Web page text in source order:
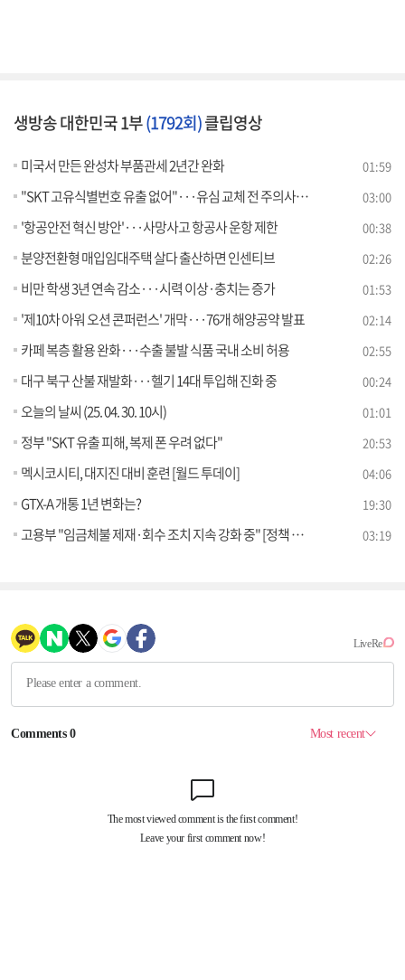
생방송 대한민국 1부(1792회)클립영상
미국서 만든 완성차 부품관세 2년간 완화 01:59
"SKT 고유식별번호 유출 없어"···유심 교체 전 주의사항은? 03:00
'항공안전 혁신 방안'···사망사고 항공사 운항 제한 00:38
분양전환형 매입임대주택 살다 출산하면 인센티브 02:26
비만 학생 3년 연속 감소···시력 이상·충치는 증가 01:53
'제10차 아워 오션 콘퍼런스' 개막···76개 해양공약 발표 02:14
카페 복층 활용 완화···수출 불발 식품 국내 소비 허용 02:55
대구 북구 산불 재발화···헬기 14대 투입해 진화 중 00:24
오늘의 날씨 (25. 04. 30. 10시) 01:01
정부 "SKT 유출 피해, 복제 폰 우려 없다" 20:53
멕시코시티, 대지진 대비 훈련 [월드 투데이] 04:06
GTX-A 개통 1년 변화는? 19:30
고용부 "임금체불 제재·회수 조치 지속 강화 중" [정책 바로보기] 03:19